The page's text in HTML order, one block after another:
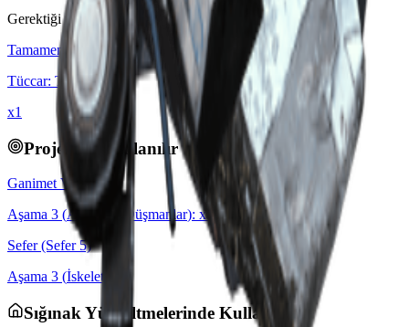
Gerektiği yerler:
Tamamen Yerleşti
Tüccar: Tian Wen
x1
Projelerde Kullanılır
Ganimet Vitrini
Aşama 3 (Acımasız Düşmanlar): x 5
Sefer (Sefer 5)
Aşama 3 (İskelet
Sığınak Yükseltmelerinde Kullanılır